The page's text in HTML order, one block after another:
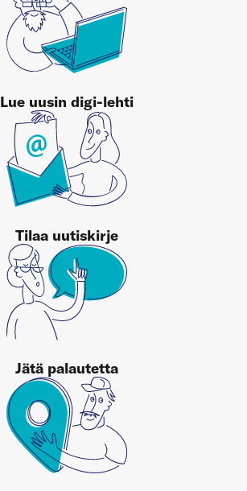
Lue uusin digi-lehti
Tilaa uutiskirje
Jätä palautetta